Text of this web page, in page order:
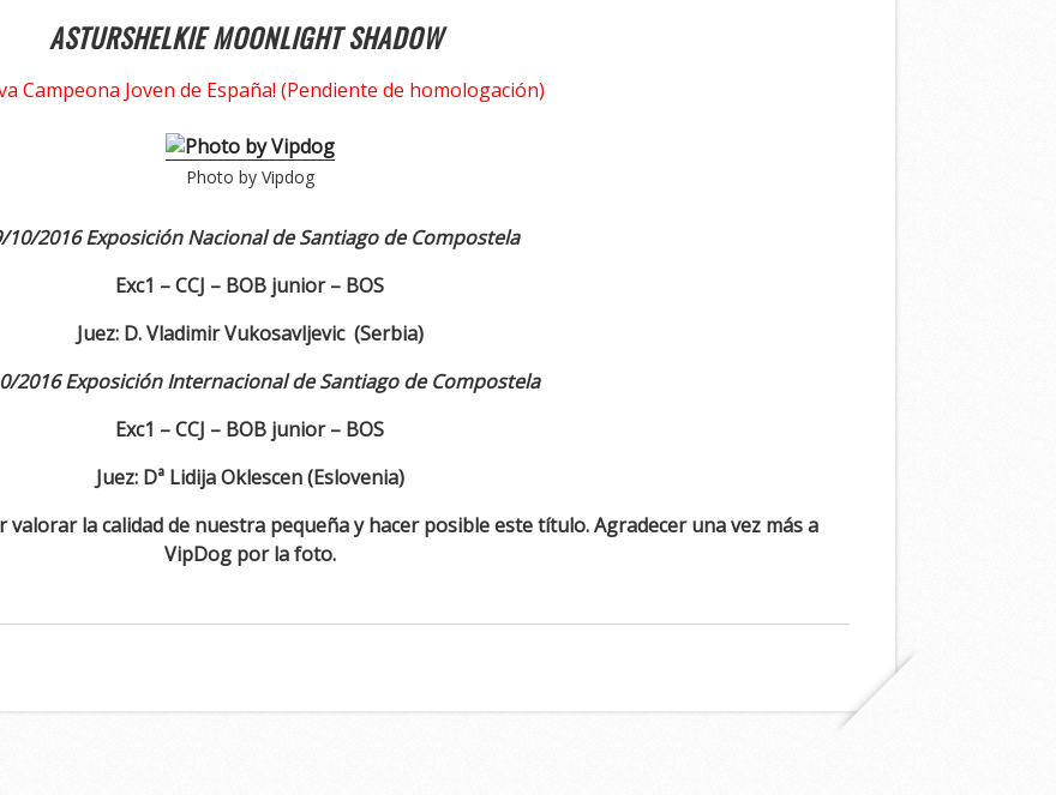
ASTURSHELKIE MOONLIGHT SHADOW
Campeona Joven de España! (Pendiente de homologación)
Photo by Vipdog
10/2016 Exposición Nacional de Santiago de Compostela
Exc1 – CCJ – BOB junior – BOS
Juez: D. Vladimir Vukosavljevic (Serbia)
2016 Exposición Internacional de Santiago de Compostela
Exc1 – CCJ – BOB junior – BOS
Juez: Dª Lidija Oklescen (Eslovenia)
valorar la calidad de nuestra pequeña y hacer posible este título. Agradecer una vez más a
VipDog por la foto.